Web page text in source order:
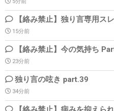
5分前
【絡み禁止】独り言専用ス
15分前
【絡み禁止】今の気持ち
23分前
独り言の呟き part.39
34分前